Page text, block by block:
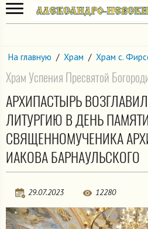
На главную / Храм / Храм с.
Храм Успения Пресвятой
АРХИПАСТЫРЬ
ЛИТУРГИЮ В ДЕНЬ ПАМЯТИ
СВЯЩЕННОМУЧЕНИКА
ИАКОВА БАРНАУЛЬСКОГО
29.07.2023 12280